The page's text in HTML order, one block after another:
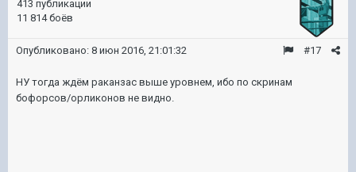
413 публикации
11 814 боёв
#17
Опубликовано: 8 июн 2016, 21:01:32
НУ тогда ждём раканзас выше уровнем, ибо по скринам
бофорсов/орликонов не видно.